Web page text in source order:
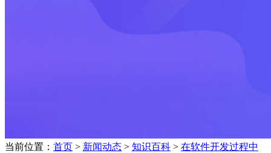
当前位置： 首页 > 新闻动态 > 知识百科 > 在软件开发过程中